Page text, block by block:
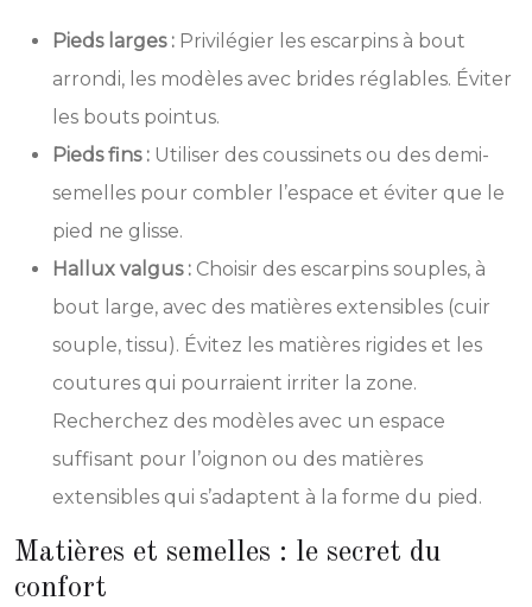
Pieds larges : Privilégier les escarpins à bout
arrondi, les modèles avec brides réglables. Éviter
les bouts pointus.
Pieds fins : Utiliser des coussinets ou des demi-
semelles pour combler l’espace et éviter que le
pied ne glisse.
Hallux valgus : Choisir des escarpins souples, à
bout large, avec des matières extensibles (cuir
souple, tissu). Évitez les matières rigides et les
coutures qui pourraient irriter la zone.
Recherchez des modèles avec un espace
suffisant pour l’oignon ou des matières
extensibles qui s’adaptent à la forme du pied.
Matières et semelles : le secret du
confort